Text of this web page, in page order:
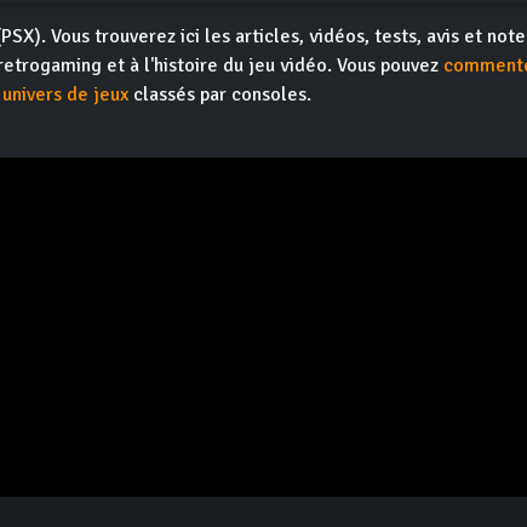
Vous trouverez ici les articles, vidéos, tests, avis et
et à l'histoire du jeu vidéo. Vous pouvez
univers de jeux classés par consoles.